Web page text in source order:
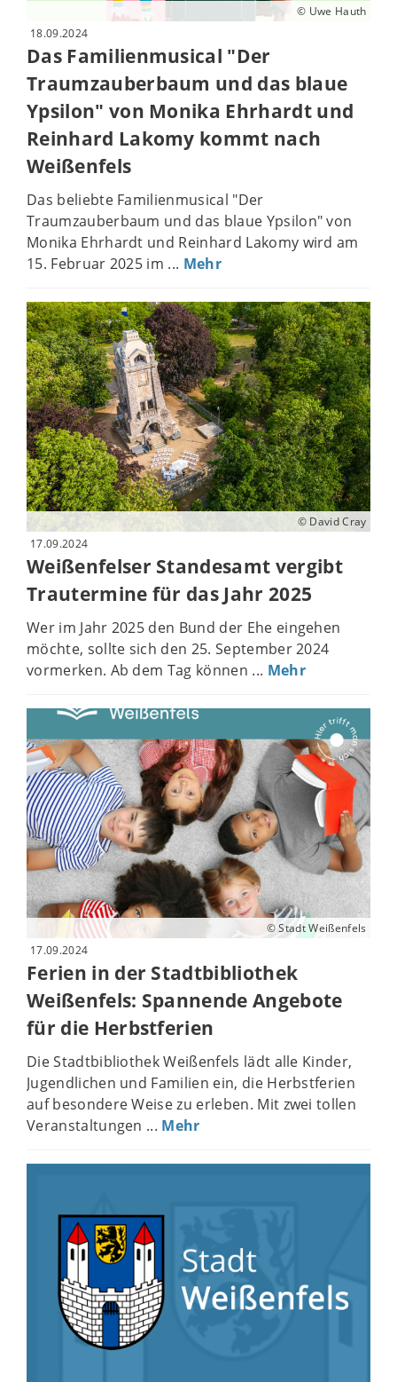
© Uwe Hauth
18.09.2024
Das Familienmusical "Der
Traumzauberbaum und das blaue
Ypsilon" von Monika Ehrhardt und
Reinhard Lakomy kommt nach
Weißenfels
Das beliebte Familienmusical "Der
Traumzauberbaum und das blaue Ypsilon" von
Monika Ehrhardt und Reinhard Lakomy wird am
15. Februar 2025 im ... Mehr
© David Cray
17.09.2024
Weißenfelser Standesamt vergibt
Trautermine für das Jahr 2025
Wer im Jahr 2025 den Bund der Ehe eingehen
möchte, sollte sich den 25. September 2024
vormerken. Ab dem Tag können ... Mehr
© Stadt Weißenfels
17.09.2024
Ferien in der Stadtbibliothek
Weißenfels: Spannende Angebote
für die Herbstferien
Die Stadtbibliothek Weißenfels lädt alle Kinder,
Jugendlichen und Familien ein, die Herbstferien
auf besondere Weise zu erleben. Mit zwei tollen
Veranstaltungen ... Mehr